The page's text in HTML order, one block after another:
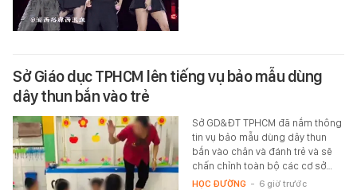
Sở Giáo dục TPHCM lên tiếng vụ bảo mẫu dùng
dây thun bắn vào trẻ
Sở GD&ĐT TPHCM đã nắm thông
tin vụ bảo mẫu dùng dây thun
bắn vào chân và đánh trẻ và sẽ
chấn chỉnh toàn bộ các cơ sở…
HỌC ĐƯỜNG - 6 giờ trước